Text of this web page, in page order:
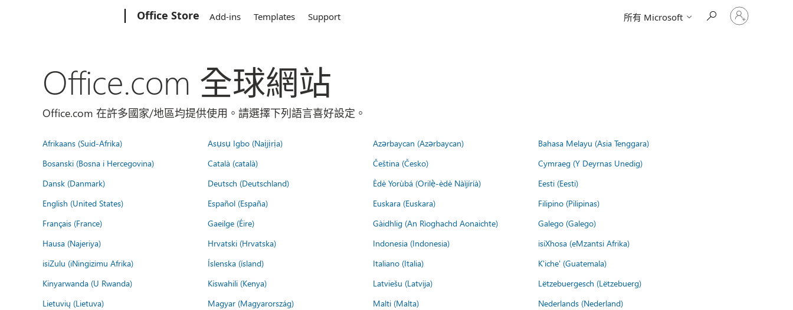
Office Store Add-ins Templates Support 所有 Microsoft
登
入
Office.com 全球網站
Office.com 在許多國家/地區均提供使用。請選擇下列語言喜好設定。
Afrikaans (Suid-Afrika) Asụsụ Igbo (Naịjịrịa) Azərbaycan (Azərbaycan)
Bahasa Melayu (Asia Tenggara)
Bosanski (Bosna i Hercegovina)
Català (català) Čeština (Česko)
Cymraeg (Y Deyrnas Unedig)
Dansk (Danmark)
Deutsch (Deutschland) Èdè Yorùbá (Orilẹ̀-èdè Nàìjíríà)
Eesti (Eesti)
English (United States)
Español (España) Euskara (Euskara)
Filipino (Pilipinas)
Français (France)
Gaeilge (Éire) Gàidhlig (An Rìoghachd Aonaichte)
Galego (Galego)
Hausa (Najeriya)
Hrvatski (Hrvatska) Indonesia (Indonesia)
isiXhosa (eMzantsi Afrika)
isiZulu (iNingizimu Afrika)
Íslenska (ísland) Italiano (Italia)
K'iche' (Guatemala)
Kinyarwanda (U Rwanda)
Kiswahili (Kenya) Latviešu (Latvija)
Lëtzebuergesch (Lëtzebuerg)
Lietuvių (Lietuva)
Magyar (Magyarország) Malti (Malta)
Nederlands (Nederland)